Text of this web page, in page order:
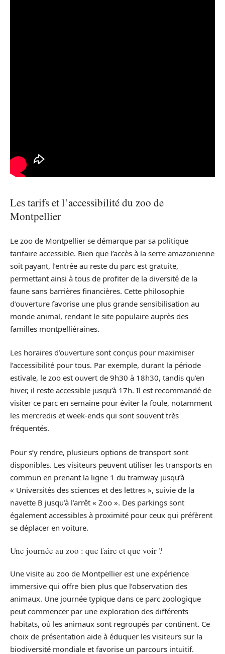
Les tarifs et l’accessibilité du zoo de
Montpellier
Le zoo de Montpellier se démarque par sa politique
tarifaire accessible. Bien que l’accès à la serre amazonienne
soit payant, l’entrée au reste du parc est gratuite,
permettant ainsi à tous de profiter de la diversité de la
faune sans barrières financières. Cette philosophie
d’ouverture favorise une plus grande sensibilisation au
monde animal, rendant le site populaire auprès des
familles montpelliéraines.
Les horaires d’ouverture sont conçus pour maximiser
l’accessibilité pour tous. Par exemple, durant la période
estivale, le zoo est ouvert de 9h30 à 18h30, tandis qu’en
hiver, il reste accessible jusqu’à 17h. Il est recommandé de
visiter ce parc en semaine pour éviter la foule, notamment
les mercredis et week-ends qui sont souvent très
fréquentés.
Pour s’y rendre, plusieurs options de transport sont
disponibles. Les visiteurs peuvent utiliser les transports en
commun en prenant la ligne 1 du tramway jusqu’à
« Universités des sciences et des lettres », suivie de la
navette B jusqu’à l’arrêt « Zoo ». Des parkings sont
également accessibles à proximité pour ceux qui préfèrent
se déplacer en voiture.
Une journée au zoo : que faire et que voir ?
Une visite au zoo de Montpellier est une expérience
immersive qui offre bien plus que l’observation des
animaux. Une journée typique dans ce parc zoologique
peut commencer par une exploration des différents
habitats, où les animaux sont regroupés par continent. Ce
choix de présentation aide à éduquer les visiteurs sur la
biodiversité mondiale et favorise un parcours intuitif.